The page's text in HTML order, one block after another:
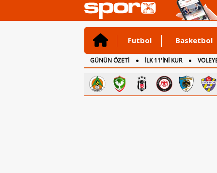
Futbol Basketbol
GÜNÜN ÖZETİ İLK 11'İNİ KUR
CANLI ANLATIM
İNGİLTERE